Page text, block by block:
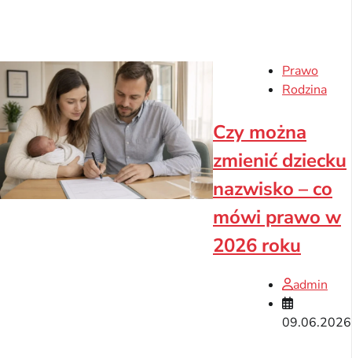
Prawo
Rodzina
Czy można
zmienić dziecku
nazwisko – co
mówi prawo w
2026 roku
admin
09.06.2026